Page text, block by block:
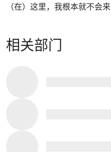
（在）这里，我根本就不会来
相关部门